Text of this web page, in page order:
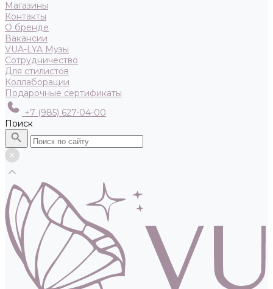
Магазины
Контакты
О бренде
Вакансии
VUA-LYA Музы
Сотрудничество
Для стилистов
Коллаборации
Подарочные сертификаты
+7 (985) 627-04-00
Поиск